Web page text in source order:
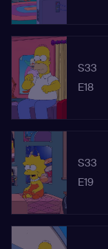
S33
E18
S33
E19